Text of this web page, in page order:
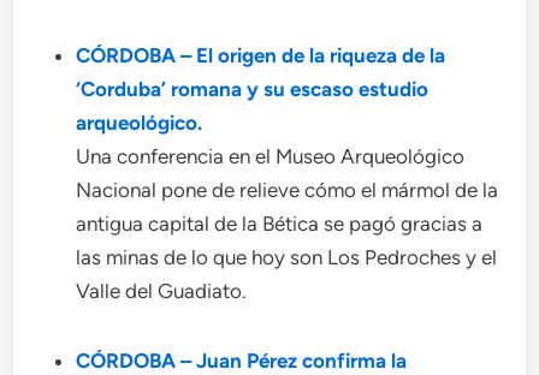
CÓRDOBA – El origen de la riqueza de la
‘Corduba’ romana y su escaso estudio
arqueológico.
Una conferencia en el Museo Arqueológico
Nacional pone de relieve cómo el mármol de la
antigua capital de la Bética se pagó gracias a
las minas de lo que hoy son Los Pedroches y el
Valle del Guadiato.
CÓRDOBA –Juan Pérez confirma la